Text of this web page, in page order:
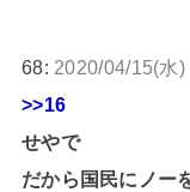
68: 2020/04/15(水
>>16
せやで
だから国民にノー